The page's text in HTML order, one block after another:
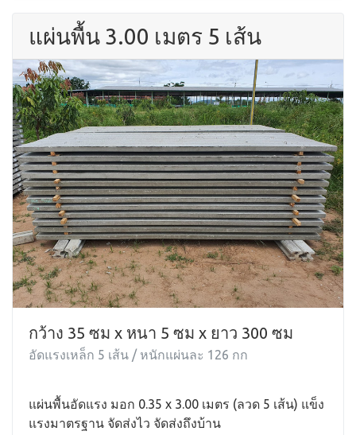
แผ่นพื้น 3.00 เมตร 5 เส้น
กว้าง 35 ซม x หนา 5 ซม x ยาว 300 ซม
อัดแรงเหล็ก 5 เส้น / หนักแผ่นละ 126 กก
แผ่นพื้นอัดแรง มอก 0.35 x 3.00 เมตร (ลวด 5 เส้น) แข็ง
แรงมาตรฐาน จัดส่งไว จัดส่งถึงบ้าน